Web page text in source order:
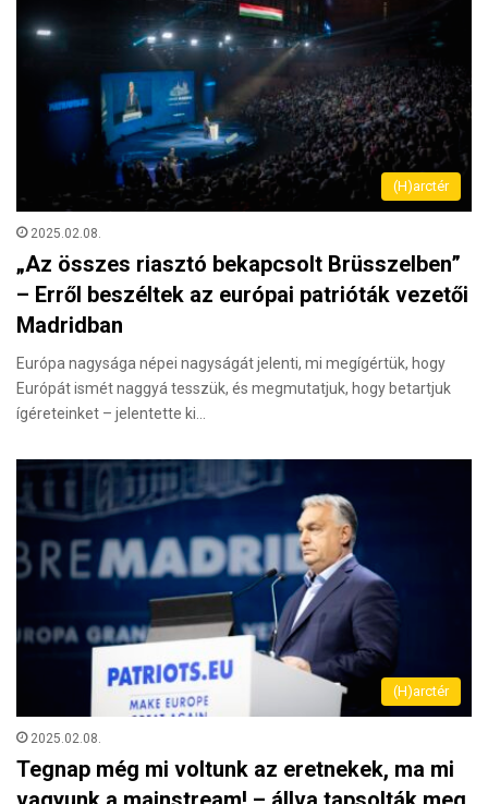
(H)arctér
2025.02.08.
„Az összes riasztó bekapcsolt Brüsszelben”
– Erről beszéltek az európai patrióták vezetői
Madridban
Európa nagysága népei nagyságát jelenti, mi megígértük, hogy
Európát ismét naggyá tesszük, és megmutatjuk, hogy betartjuk
ígéreteinket – jelentette ki…
(H)arctér
2025.02.08.
Tegnap még mi voltunk az eretnekek, ma mi